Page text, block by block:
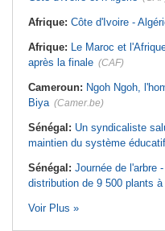
Afrique: Côte d'Ivoire -
Afrique: Le Maroc et
après la finale (CAF)
Cameroun: Ngoh Ngoh,
Biya (Camer.be)
Sénégal: Un syndicaliste
maintien du système
Sénégal: Journée de l'arbre
distribution de 9 500 plants à
Voir Plus »